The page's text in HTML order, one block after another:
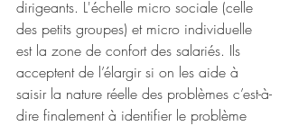
dirigeants. L'échelle micro sociale (celle
des petits groupes) et micro individuelle
est la zone de confort des salariés. Ils
acceptent de l’élargir si on les aide à
saisir la nature réelle des problèmes c’est-à-
dire finalement à identifier le problème